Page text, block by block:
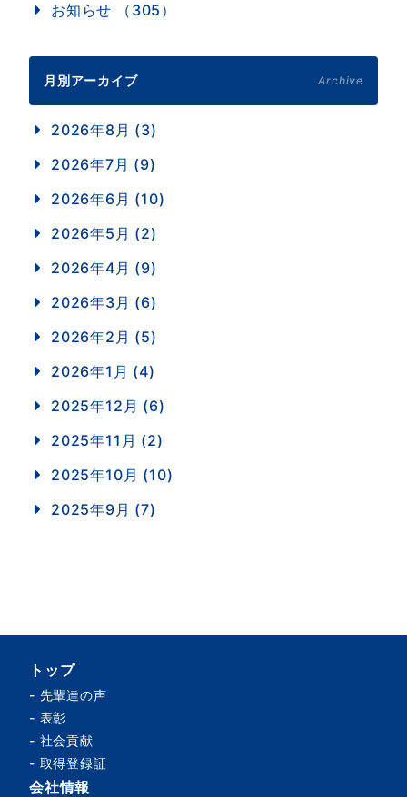
お知らせ （305）
月別アーカイブ Archive
2026年8月 (3)
2026年7月 (9)
2026年6月 (10)
2026年5月 (2)
2026年4月 (9)
2026年3月 (6)
2026年2月 (5)
2026年1月 (4)
2025年12月 (6)
2025年11月 (2)
2025年10月 (10)
2025年9月 (7)
トップ
- 先輩達の声
- 表彰
- 社会貢献
- 取得登録証
会社情報